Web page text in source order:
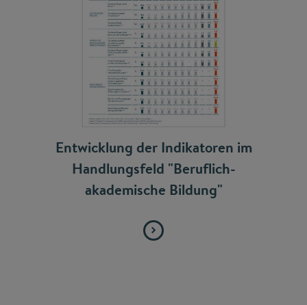
Entwicklung der Indikatoren im
Handlungsfeld "Beruflich-
akademische Bildung"